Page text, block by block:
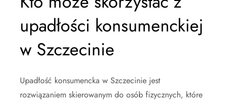
upadłości konsumenckiej
w Szczecinie
Upadłość konsumencka w Szczecinie jest
rozwiązaniem skierowanym do osób fizycznych, które